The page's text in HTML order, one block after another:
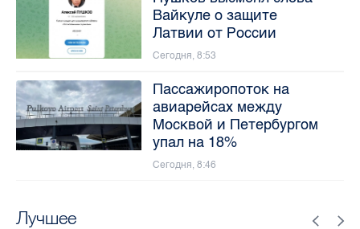
Лучшее
Вайкуле о защите
Латвии от России
Сегодня, 8:53
Пассажиропоток на
авиарейсах между
Москвой и Петербургом
упал на 18%
Сегодня, 8:46